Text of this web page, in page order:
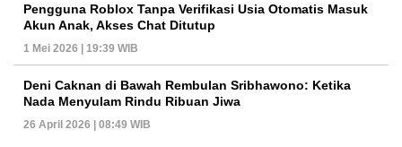
Pengguna Roblox Tanpa Verifikasi Usia Otomatis Masuk
Akun Anak, Akses Chat Ditutup
1 Mei 2026 | 19:39 WIB
Deni Caknan di Bawah Rembulan Sribhawono: Ketika
Nada Menyulam Rindu Ribuan Jiwa
26 April 2026 | 08:49 WIB